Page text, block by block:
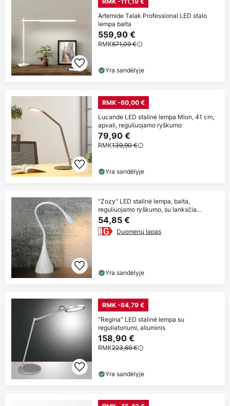
Artemide Talak Professional LED stalo
lempa balta
559,90 €
RMK671,09 €
Yra sandėlyje
RMK -60,00 €
Lucande LED stalinė lempa Mion, 41 cm,
apvali, reguliuojamo ryškumo
79,90 €
RMK139,90 €
Yra sandėlyje
"Zozy" LED stalinė lempa, balta,
reguliuojamo ryškumo, su lanksčia
rankena
54,85 €
Duomenų lapas
Yra sandėlyje
RMK -64,79 €
"Regina" LED stalinė lempa su
reguliatoriumi, aliuminis
158,90 €
RMK223,69 €
Yra sandėlyje